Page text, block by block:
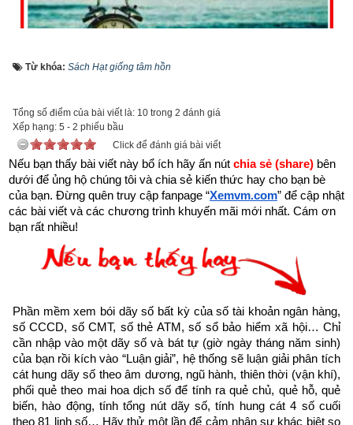
Với mong muốn góp một phần nhỏ bé lan truyền những thông
điệp tích cực truyền cảm hứng về cuộc sống, tình yêu nhằm
giúp những người đang tuyệt vọng bế tắc trong cuộc sống trở
lên mạnh mẽ hơn, giúp họ vực dậy tinh thần, vượt qua nghịch
cảnh để viết tiếp hành trình ước mơ, đạt được thành công
trong cuộc sống, Xemvm.com xin hân hạnh giới thiệu tới độc
giả trọn bộ 11
https://xemvm.com/thu-vien-ebooks/sach-ky-nang-song/link-
để tải về Ebook Sách Hạt giống tâm hồn hoặc liên hệ Zalo:
0926.138.186 để nhận trực tiếp file pdf.
Sau đây là Câu chuyện về Có thể được trích từ Cuốn “Hạt
giống tâm hồn tập 4” của nhà xuất bản tổng hợp TP. Hồ Chí
Minh
Từ khóa: Sách Hạt giống tâm hồn
Tổng số điểm của bài viết là: 10 trong 2 đánh giá
Xếp hạng: 5 - 2 phiếu bầu
Click để đánh giá bài viết
Nếu bạn thấy bài viết này bổ ích hãy ấn nút chia sẻ (share) bên
dưới để ủng hộ chúng tôi và chia sẻ kiến thức hay cho bạn bè
của bạn. Đừng quên truy cập fanpage “Xemvm.com” để cập nhật
các bài viết và các chương trình khuyến mãi mới nhất. Cám ơn
bạn rất nhiều!
Phần mềm xem bói dãy số bất kỳ của số tài khoản ngân hàng,
số CCCD, số CMT, số thẻ ATM, số sổ bảo hiểm xã hội… Chỉ
cần nhập vào một dãy số và bát tự (giờ ngày tháng năm sinh)
của bạn rồi kích vào “Luận giải”, hệ thống sẽ luận giải phân tích
cát hung dãy số theo âm dương, ngũ hành, thiên thời (vận khí),
phối quẻ theo mai hoa dịch số để tính ra quẻ chủ, quẻ hỗ, quẻ
biến, hào động, tính tổng nút dãy số, tính hung cát 4 số cuối
theo 81 linh số… Hãy thử một lần để cảm nhận sự khác biệt so